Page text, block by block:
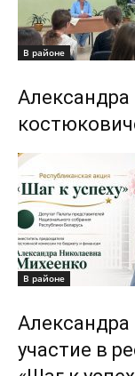
В районе
Александра
В районе
участие в